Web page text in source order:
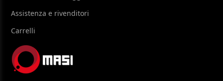
Assistenza e rivenditori
Carrelli